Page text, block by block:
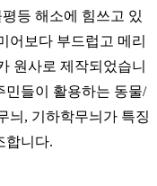
등 해소에 힘쓰고 있
어보다 부드럽고 메리
원사로 제작되었습니
민들이 활용하는 동물/
늬, 기하학무늬가 특징
합니다.